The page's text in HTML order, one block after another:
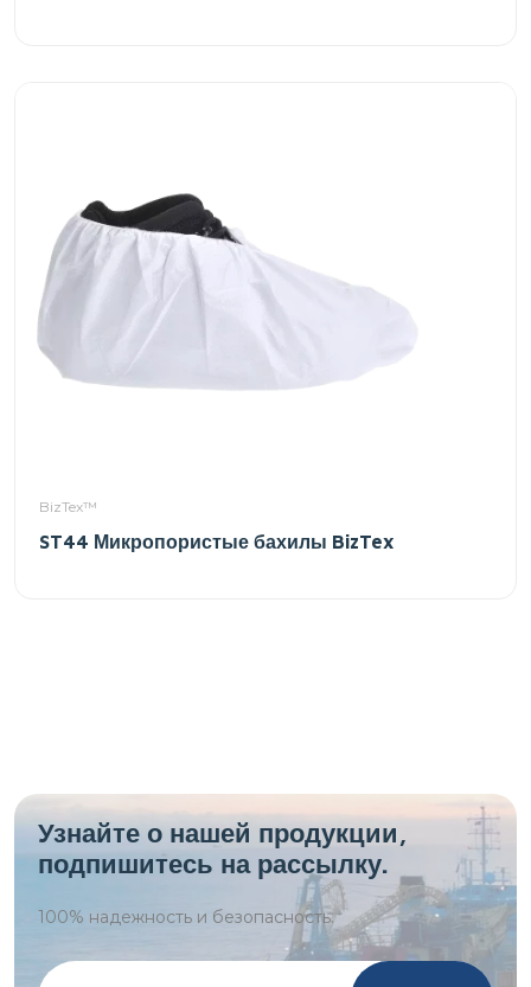
BizTex™
ST44 Микропористые бахилы BizTex
Узнайте о нашей продукции,
подпишитесь на рассылку.
100% надежность и безопасность.